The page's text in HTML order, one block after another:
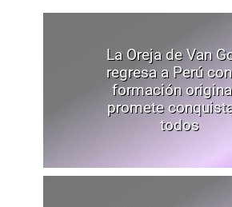
La Oreja de Van
regresa a Perú
formación
promete
todos